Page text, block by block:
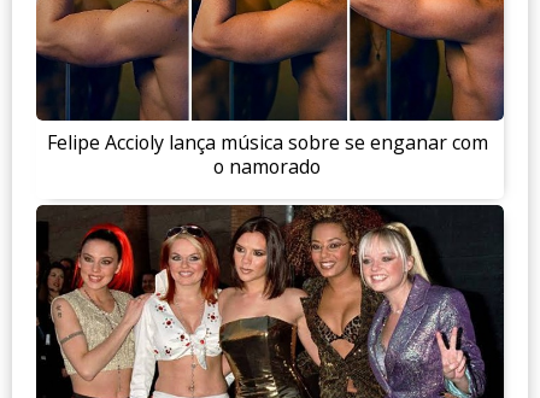
Felipe Accioly lança música sobre se enganar com
o namorado